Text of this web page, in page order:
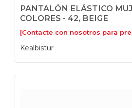
PANTALÓN ELÁSTICO
COLORES - 42, BEIGE
[Contacte con nosotros para
Kealbistur